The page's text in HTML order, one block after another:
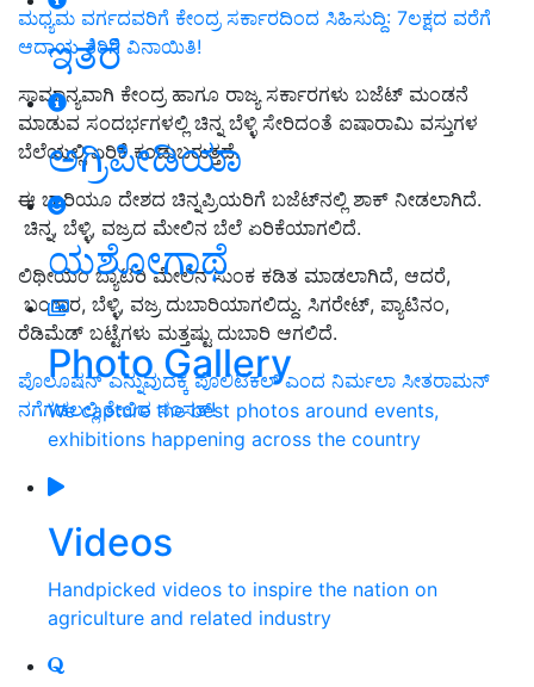
ಇತರೆ
ಅಗ್ರಿಪೀಡಿಯಾ
ಯಶೋಗಾಥೆ
Photo Gallery
We capture the best photos around events,
exhibitions happening across the country
Videos
Handpicked videos to inspire the nation on
agriculture and related industry
ಮಧ್ಯಮ ವರ್ಗದವರಿಗೆ ಕೇಂದ್ರ ಸರ್ಕಾರದಿಂದ ಸಿಹಿಸುದ್ದಿ: 7ಲಕ್ಷದ ವರೆಗೆ
ಆದಾಯ ತೆರಿಗೆ ವಿನಾಯಿತಿ!
ಸಾಮಾನ್ಯವಾಗಿ ಕೇಂದ್ರ ಹಾಗೂ ರಾಜ್ಯ ಸರ್ಕಾರಗಳು ಬಜೆಟ್‌ ಮಂಡನೆ
ಮಾಡುವ ಸಂದರ್ಭಗಳಲ್ಲಿ ಚಿನ್ನ ಬೆಳ್ಳಿ ಸೇರಿದಂತೆ ಐಷಾರಾಮಿ ವಸ್ತುಗಳ
ಬೆಲೆಯಲ್ಲಿ ಏರಿಕೆ ಕಂಡುಬರುತ್ತದೆ.
ಈ ಬಾರಿಯೂ ದೇಶದ ಚಿನ್ನಪ್ರಿಯರಿಗೆ ಬಜೆಟ್‌ನಲ್ಲಿ ಶಾಕ್ ನೀಡಲಾಗಿದೆ.
ಚಿನ್ನ, ಬೆಳ್ಳಿ, ವಜ್ರದ ಮೇಲಿನ ಬೆಲೆ ಏರಿಕೆಯಾಗಲಿದೆ.
ಲಿಥೀಯಂ ಬ್ಯಾಟರಿ ಮೇಲಿನ ಸುಂಕ ಕಡಿತ ಮಾಡಲಾಗಿದೆ, ಆದರೆ,
ಬಂಗಾರ, ಬೆಳ್ಳಿ, ವಜ್ರ ದುಬಾರಿಯಾಗಲಿದ್ದು. ಸಿಗರೇಟ್, ಪ್ಯಾಟಿನಂ,
ರೆಡಿಮೆಡ್ ಬಟ್ಟೆಗಳು ಮತ್ತಷ್ಟು ದುಬಾರಿ ಆಗಲಿದೆ.
ಪೊಲೂಷನ್‌ ಎನ್ನುವುದಕ್ಕೆ ಪೊಲಿಟಿಕಲ್‌ ಎಂದ ನಿರ್ಮಲಾ ಸೀತರಾಮನ್‌
ನಗೆಗಡಲಲ್ಲಿ ತೇಲಿದ ಸಂಸತ್!